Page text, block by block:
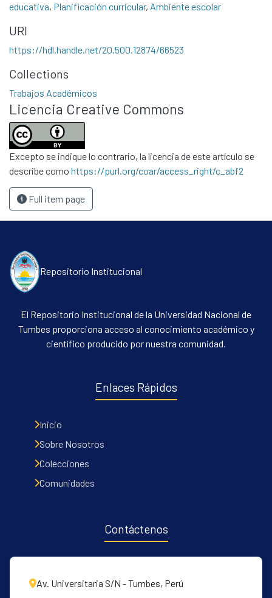
Statistics
Contacto
Políticas
educativa, Planificación curricular, Ambiente escolar
URI
https://hdl.handle.net/20.500.12874/66523
Collections
Trabajos Académicos
Licencia Creative Commons
Excepto se indique lo contrario, la licencia de este artículo se
describe como https://purl.org/coar/access_right/c_abf2
Full item page
Repositorio Institucional
El Repositorio Institucional de la Universidad Nacional de
Tumbes proporciona acceso al conocimiento académico y
científico producido por nuestra comunidad.
Enlaces Rápidos
Inicio
Sobre Nosotros
Colecciones
Comunidades
Contáctenos
Av. Universitaria S/N - Tumbes, Perú